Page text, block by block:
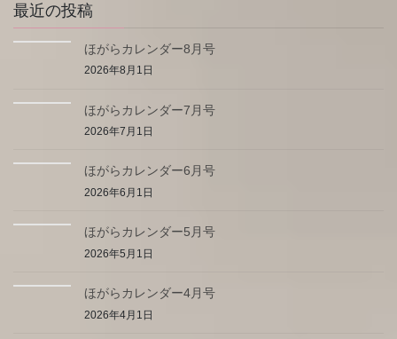
最近の投稿
ほがらカレンダー8月号
2026年8月1日
ほがらカレンダー7月号
2026年7月1日
ほがらカレンダー6月号
2026年6月1日
ほがらカレンダー5月号
2026年5月1日
ほがらカレンダー4月号
2026年4月1日